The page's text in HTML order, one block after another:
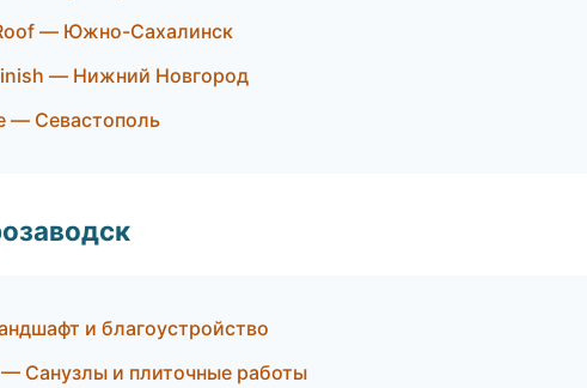
— Южно-Сахалинск
— Нижний Новгород
— Севастополь
и благоустройство
Санузлы и плиточные работы